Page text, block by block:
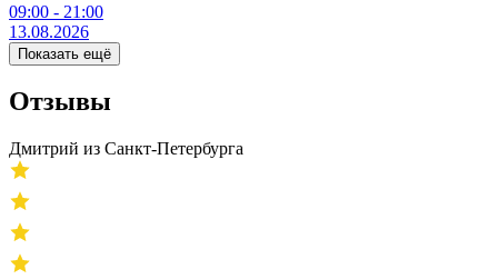
09:00 - 21:00
13.08.2026
Показать ещё
Отзывы
Дмитрий из Санкт-Петербурга